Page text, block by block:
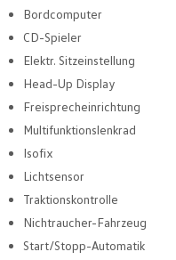
Bordcomputer
CD-Spieler
Elektr. Sitzeinstellung
Head-Up Display
Freisprecheinrichtung
Multifunktionslenkrad
Isofix
Lichtsensor
Traktionskontrolle
Nichtraucher-Fahrzeug
Start/Stopp-Automatik